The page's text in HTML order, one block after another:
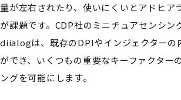
量が左右されたり、使いにくいとアドヒア
が課題です。CDP社のミニチュアセンシン
diialogは、既存のDPIやインジェクターの
ができ、いくつもの重要なキーファクター
ングを可能にします。